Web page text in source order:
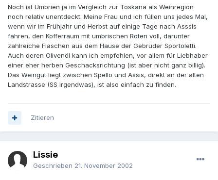
Noch ist Umbrien ja im Vergleich zur Toskana als Weinregion
noch relativ unentdeckt. Meine Frau und ich füllen uns jedes Mal,
wenn wir im Frühjahr und Herbst auf einige Tage nach Asssis
fahren, den Kofferraum mit umbrischen Roten voll, darunter
zahlreiche Flaschen aus dem Hause der Gebrüder Sportoletti.
Auch deren Olivenöl kann ich empfehlen, vor allem für Liebhaber
einer eher herben Geschacksrichtung (ist aber nicht ganz billig).
Das Weingut liegt zwischen Spello und Assis, direkt an der alten
Landstrasse (SS irgendwas), ist also einfach zu finden.
Zitieren
Lissie
Geschrieben 21. November 2002